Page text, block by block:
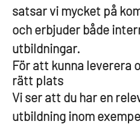
satsar vi mycket på
och erbjuder både
utbildningar.
För att kunna leverera
rätt plats
Vi ser att du har en
utbildning inom